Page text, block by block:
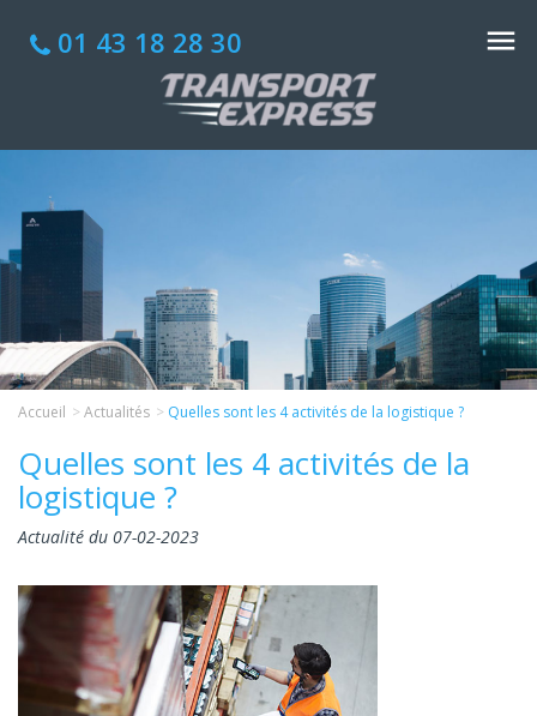
01 43 18 28 30
Accueil Actualités Quelles sont les 4 activités de la logistique ?
Quelles sont les 4 activités de la
logistique ?
Actualité du 07-02-2023